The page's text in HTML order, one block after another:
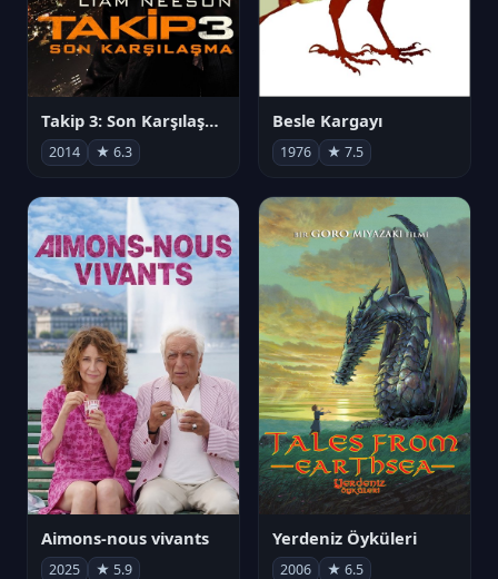
Takip 3: Son Karşılaşma
2014 ★ 6.3
Besle Kargayı
1976 ★ 7.5
Aimons-nous vivants
2025 ★ 5.9
Yerdeniz Öyküleri
2006 ★ 6.5